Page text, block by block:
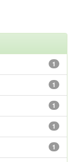
1
1
1
1
1